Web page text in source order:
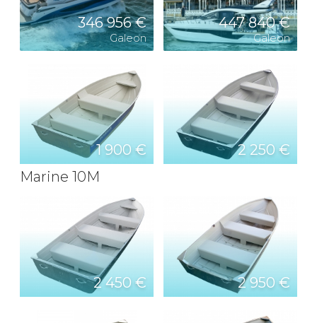
346 956 €
Galeon
447 840 €
Galeon
1 900 €
Marine 10M
2 250 €
2 450 € 2 950 €